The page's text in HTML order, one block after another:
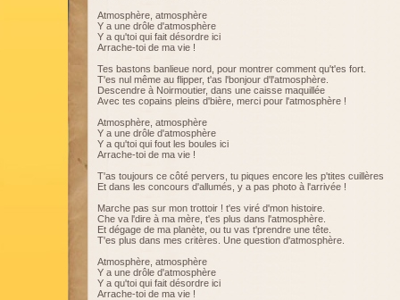
Atmosphère, atmosphère
Y a une drôle d'atmosphère
Y a qu'toi qui fait désordre ici
Arrache-toi de ma vie !
Tes bastons banlieue nord, pour montrer comment qu't'es fort.
T'es nul même au flipper, t'as l'bonjour d'l'atmosphère.
Descendre à Noirmoutier, dans une caisse maquillée
Avec tes copains pleins d'bière, merci pour l'atmosphère !
Atmosphère, atmosphère
Y a une drôle d'atmosphère
Y a qu'toi qui fout les boules ici
Arrache-toi de ma vie !
T'as toujours ce côté pervers, tu piques encore les p'tites cuillères
Et dans les concours d'allumés, y a pas photo à l'arrivée !
Marche pas sur mon trottoir ! t'es viré d'mon histoire.
Che va l'dire à ma mère, t'es plus dans l'atmosphère.
Et dégage de ma planète, ou tu vas t'prendre une tête.
T'es plus dans mes critères. Une question d'atmosphère.
Atmosphère, atmosphère
Y a une drôle d'atmosphère
Y a qu'toi qui fait désordre ici
Arrache-toi de ma vie !